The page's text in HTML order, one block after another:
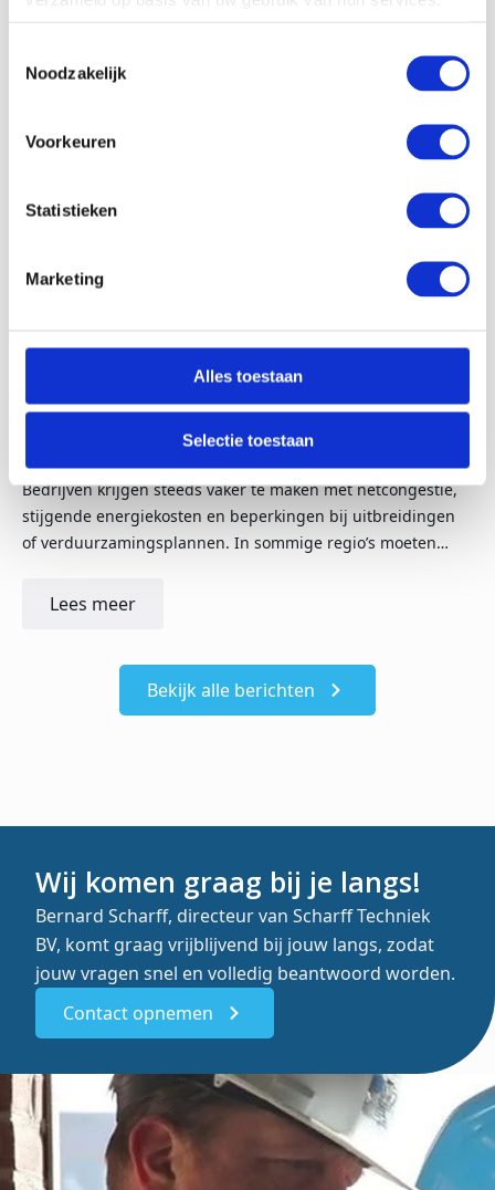
Noodzakelijk
Voorkeuren
Statistieken
Marketing
Alles toestaan
Selectie toestaan
Hoe maak je jouw bedrijf minder afhankelijk van het
31-05-26
De druk op het elektriciteitsnet neemt in hoog tempo toe.
Bedrijven krijgen steeds vaker te maken met netcongestie,
stijgende energiekosten en beperkingen bij uitbreidingen
of verduurzamingsplannen. In sommige regio’s moeten…
Lees meer
Bekijk alle berichten
Wij komen graag bij je langs!
Bernard Scharff, directeur van Scharff Techniek
BV, komt graag vrijblijvend bij jouw langs, zodat
jouw vragen snel en volledig beantwoord worden.
Contact opnemen